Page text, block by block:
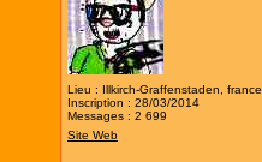
Lieu : Illkirch-Graffenstaden, france
Inscription : 28/03/2014
Messages : 2 699
Site Web